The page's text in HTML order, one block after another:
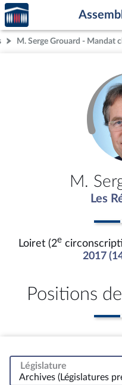
Aller au contenu
Aller en bas de la page
Accèder
à la
page
d'accueil
M.
Les
Loiret (2e
2017
Positions
Législature
Archives (Législatures